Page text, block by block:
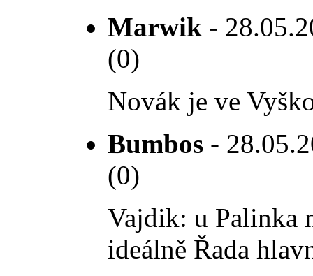
Marwik -
(0)
Novák je ve
Bumbos -
(0)
Vajdik: u Palinka
ideálně Řada